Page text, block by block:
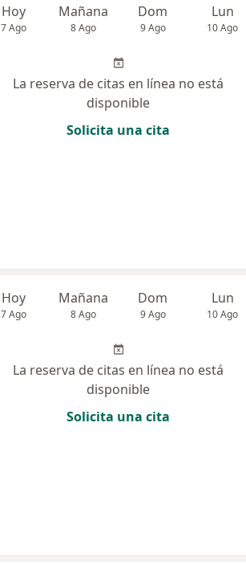
Hoy
7 Ago
Mañana
8 Ago
Dom
9 Ago
Lun
10 Ago
La reserva de citas en línea no está
disponible
Solicita una cita
Hoy
7 Ago
Mañana
8 Ago
Dom
9 Ago
Lun
10 Ago
La reserva de citas en línea no está
disponible
Solicita una cita